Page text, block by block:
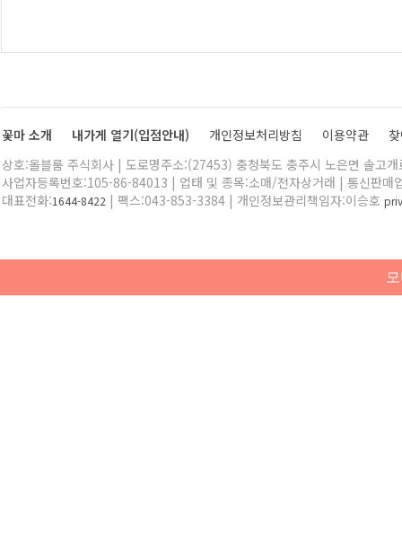
꽃마 소개 내가게 열기(입점안내) 개인정보처리방침 이용약관
상호:올블룸 주식회사 | 도로명주소:(27453) 충청북도 충주시 노은면 솔고
사업자등록번호:105-86-84013 | 업태 및 종목:소매/전자상거래 | 통신판매
대표전화:1644-8422 | 팩스:043-853-3384 | 개인정보관리책임자:이승호